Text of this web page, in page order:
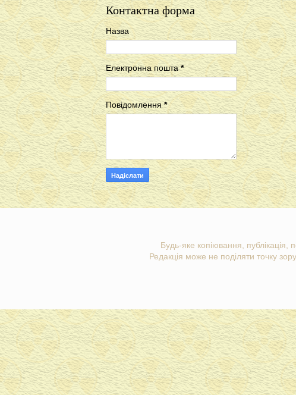
Контактна форма
Назва
Електронна пошта*
Повідомлення*
Будь-яке копіювання, публікація,
Редакція може не поділяти точку зору